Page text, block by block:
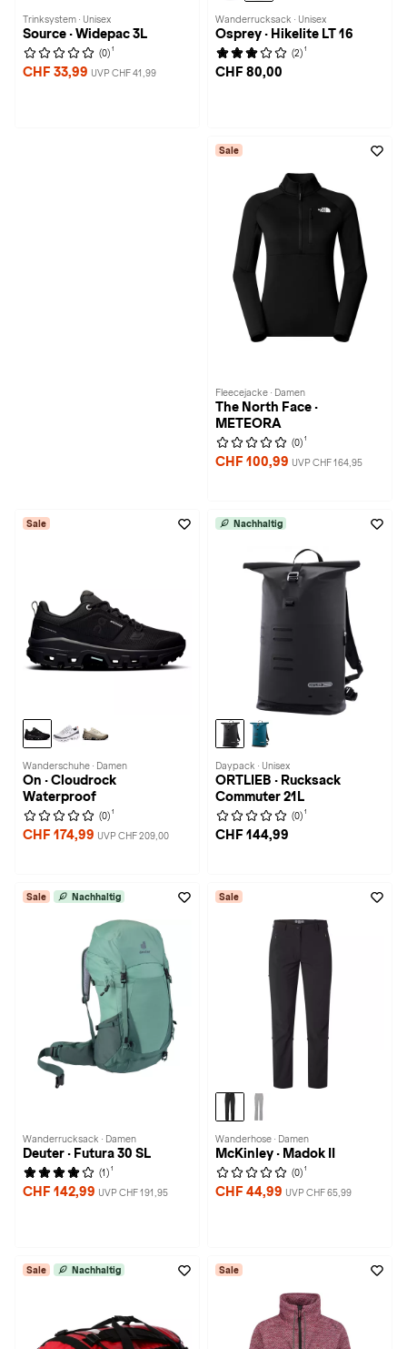
Trinksystem · Unisex
Source · Widepac 3L
(0) 1
CHF 33,99 UVP CHF 41,99
Wanderrucksack · Unisex
Osprey · Hikelite LT 16
(2) 1
CHF 80,00
Sale
Fleecejacke · Damen
The North Face ·
METEORA
(0) 1
CHF 100,99 UVP CHF 164,95
Sale
Wanderschuhe · Damen
On · Cloudrock
Waterproof
(0) 1
CHF 174,99 UVP CHF 209,00
Nachhaltig
Daypack · Unisex
ORTLIEB · Rucksack
Commuter 21L
(0) 1
CHF 144,99
Sale Nachhaltig
Wanderrucksack · Damen
Deuter · Futura 30 SL
(1) 1
CHF 142,99 UVP CHF 191,95
Sale
Wanderhose · Damen
McKinley · Madok II
(0) 1
CHF 44,99 UVP CHF 65,99
Sale Nachhaltig Sale